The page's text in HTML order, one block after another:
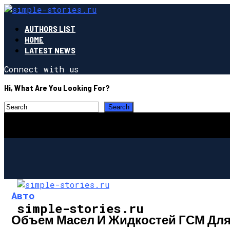
AUTHORS LIST
HOME
LATEST NEWS
Connect with us
Hi, What Are You Looking For?
simple-stories.ru
Авто
Объем Масел И Жидкостей ГСМ Для